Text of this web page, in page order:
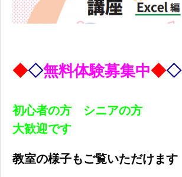
◆◇無料体験募集中◆◇
初心者の方 シニアの方
大歓迎です
教室の様子もご覧いただけます